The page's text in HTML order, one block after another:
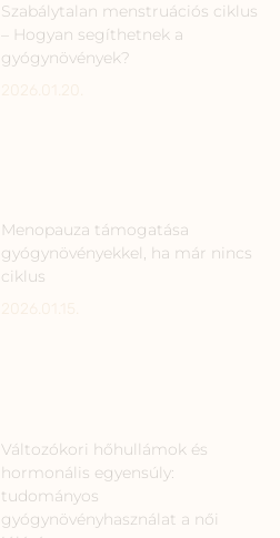
Szabálytalan menstruációs ciklus
– Hogyan segíthetnek a
gyógynövények?
Menopauza támogatása
gyógynövényekkel, ha már nincs
ciklus
Változókori hőhullámok és
hormonális egyensúly:
tudományos
gyógynövényhasználat a női